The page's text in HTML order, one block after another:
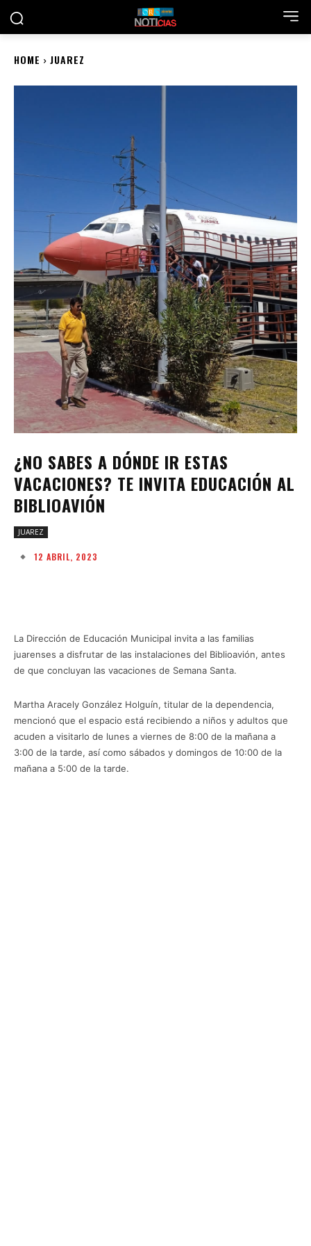
HOME JUAREZ
¿NO SABES A DÓNDE IR ESTAS
VACACIONES? TE INVITA EDUCACIÓN AL
BIBLIOAVIÓN
JUAREZ
12 ABRIL, 2023
La Dirección de Educación Municipal invita a las familias
juarenses a disfrutar de las instalaciones del Biblioavión, antes
de que concluyan las vacaciones de Semana Santa.
Martha Aracely González Holguín, titular de la dependencia,
mencionó que el espacio está recibiendo a niños y adultos que
acuden a visitarlo de lunes a viernes de 8:00 de la mañana a
3:00 de la tarde, así como sábados y domingos de 10:00 de la
mañana a 5:00 de la tarde.